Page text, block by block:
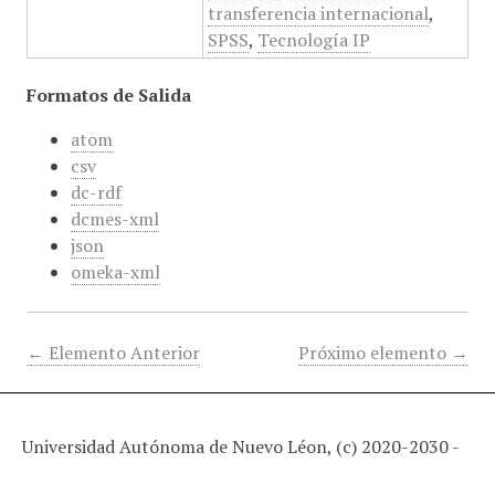
transferencia internacional,
SPSS, Tecnología IP
Formatos de Salida
atom
csv
dc-rdf
dcmes-xml
json
omeka-xml
← Elemento Anterior Próximo elemento →
Universidad Autónoma de Nuevo Léon, (c) 2020-2030 -